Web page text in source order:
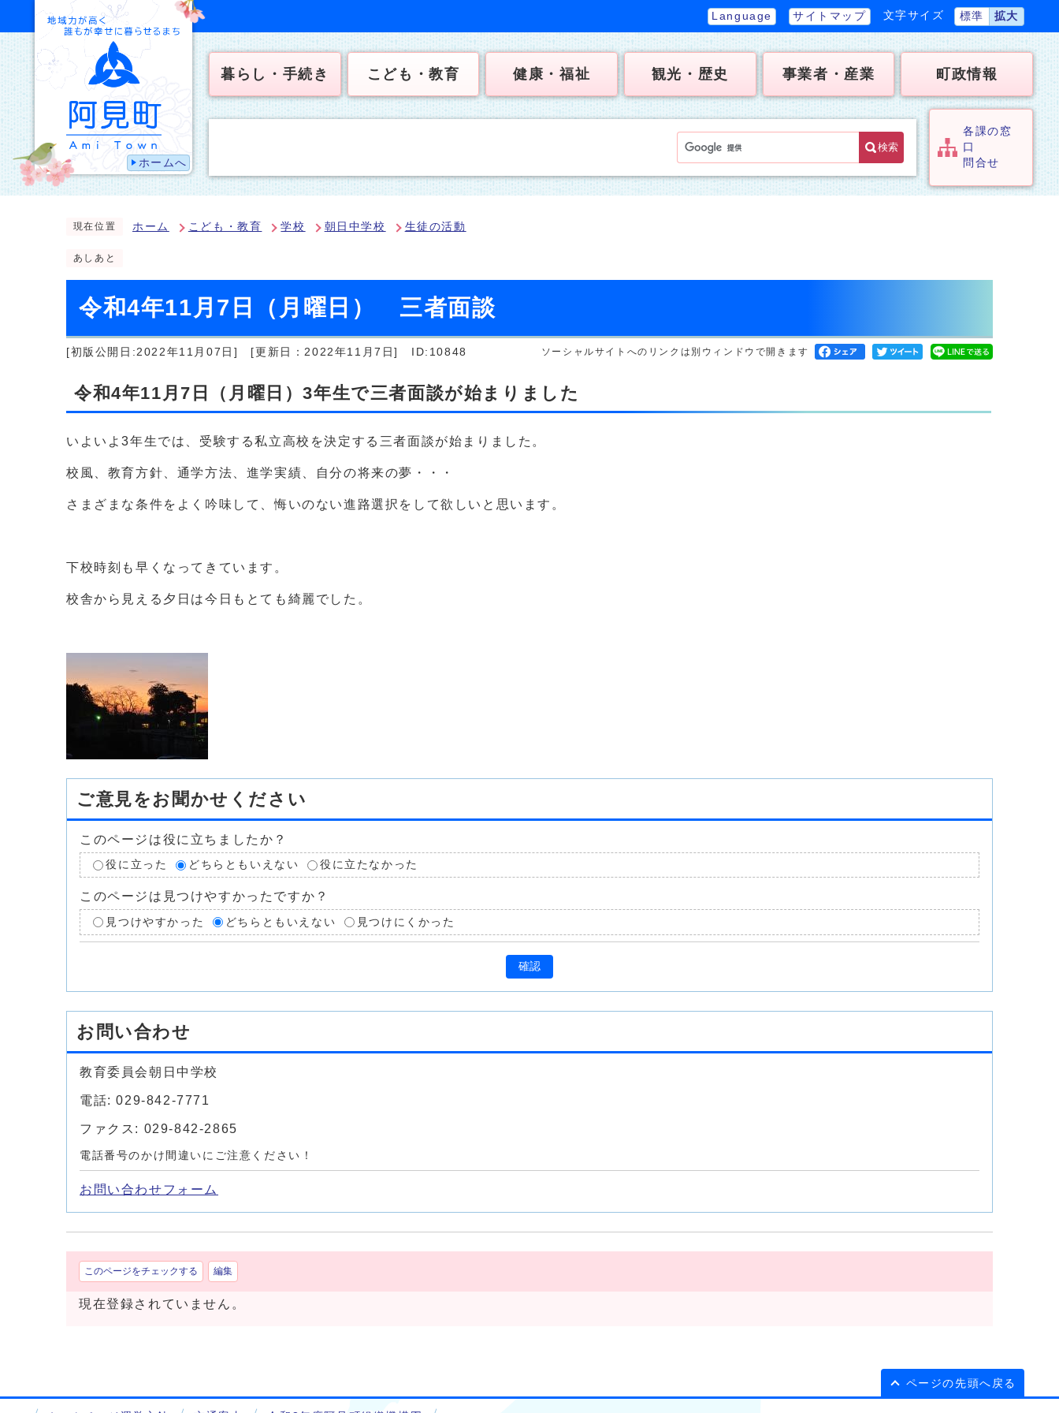
ホームへ
Language サイトマップ 文字サイズ 標準 拡大
暮らし・手続き こども・教育 健康・福祉 観光・歴史 事業者・産業 町政情報
検索
各課の窓
口
問合せ
現在位置 ホーム こども・教育 学校 朝日中学校 生徒の活動
あしあと
令和4年11月7日（月曜日） 三者面談
[初版公開日:2022年11月07日] [更新日：2022年11月7日] ID:10848 ソーシャルサイトへのリンクは別ウィンドウで開きます
令和4年11月7日（月曜日）3年生で三者面談が始まりました
いよいよ3年生では、受験する私立高校を決定する三者面談が始まりました。
校風、教育方針、通学方法、進学実績、自分の将来の夢・・・
さまざまな条件をよく吟味して、悔いのない進路選択をして欲しいと思います。
下校時刻も早くなってきています。
校舎から見える夕日は今日もとても綺麗でした。
ご意見をお聞かせください
このページは役に立ちましたか？
役に立った どちらともいえない 役に立たなかった
このページは見つけやすかったですか？
見つけやすかった どちらともいえない 見つけにくかった
確認
お問い合わせ
教育委員会朝日中学校
電話: 029-842-7771
ファクス: 029-842-2865
電話番号のかけ間違いにご注意ください！
お問い合わせフォーム
このページをチェックする 編集
現在登録されていません。
ページの先頭へ戻る